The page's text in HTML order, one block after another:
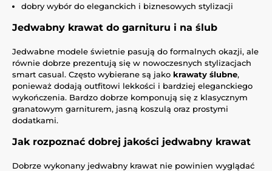
dobry wybór do eleganckich i biznesowych stylizacji
Jedwabny krawat do garnituru i na ślub
Jedwabne modele świetnie pasują do formalnych okazji, ale
równie dobrze prezentują się w nowoczesnych stylizacjach
smart casual. Często wybierane są jako krawaty ślubne,
ponieważ dodają outfitowi lekkości i bardziej eleganckiego
wykończenia. Bardzo dobrze komponują się z klasycznym
granatowym garniturem, jasną koszulą oraz prostymi
dodatkami.
Jak rozpoznać dobrej jakości jedwabny krawat
Dobrze wykonany jedwabny krawat nie powinien wyglądać